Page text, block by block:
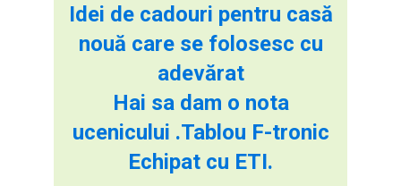
Idei de cadouri pentru casă
nouă care se folosesc cu
adevărat
Hai sa dam o nota
ucenicului .Tablou F-tronic
Echipat cu ETI.